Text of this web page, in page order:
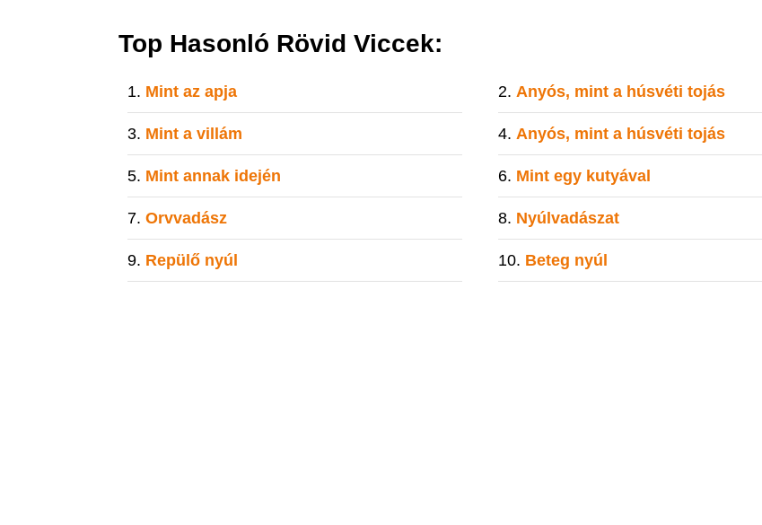
Top Hasonló Rövid Viccek:
Mint az apja Anyós, mint a húsvéti tojás
Mint a villám Anyós, mint a húsvéti tojás
Mint annak idején Mint egy kutyával
Orvvadász Nyúlvadászat
Repülő nyúl Beteg nyúl